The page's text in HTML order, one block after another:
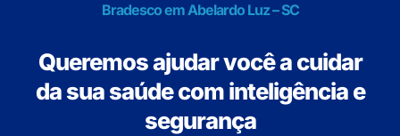
Bradesco em Abelardo Luz – SC
Queremos ajudar você a cuidar
da sua saúde com inteligência e
segurança